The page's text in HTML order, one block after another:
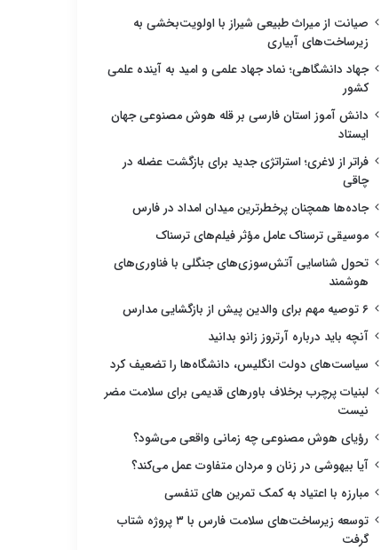
صیانت از میراث طبیعی شیراز با اولویت‌بخشی به
زیرساخت‌های آبیاری
جهاد دانشگاهی؛ نماد جهاد علمی و امید به آینده علمی
کشور
دانش آموز استان فارسی بر قله هوش مصنوعی جهان
ایستاد
فراتر از لاغری؛ استراتژی جدید برای بازگشت عضله در
چاقی
جاده‌ها همچنان پرخطرترین میدان امداد در فارس
موسیقی ترسناک عامل مؤثر فیلم‌های ترسناک
تحول شناسایی آتش‌سوزی‌های جنگلی با فناوری‌های
هوشمند
۶ توصیه مهم برای والدین پیش از بازگشایی مدارس
آنچه باید درباره آرتروز زانو بدانید
سیاست‌های دولت انگلیس، دانشگاه‌ها را تضعیف کرد
لبنیات پرچرب برخلاف باورهای قدیمی برای سلامت مضر
نیست
رؤیای هوش مصنوعی چه زمانی واقعی می‌شود؟
آیا بیهوشی در زنان و مردان متفاوت عمل می‌کند؟
مبارزه با اعتیاد به کمک تمرین های تنفسی
توسعه زیرساخت‌های سلامت فارس با ۳ پروژه شتاب
گرفت